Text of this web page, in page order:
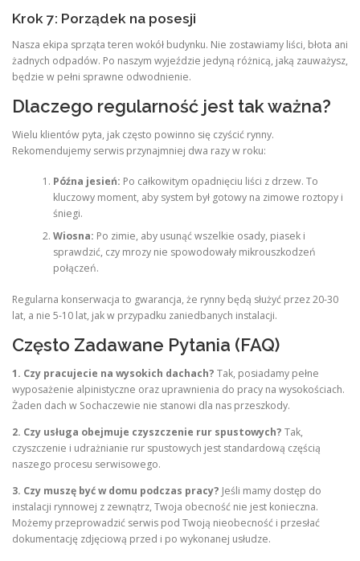
Krok 7: Porządek na posesji
Nasza ekipa sprząta teren wokół budynku. Nie zostawiamy liści, błota ani
żadnych odpadów. Po naszym wyjeździe jedyną różnicą, jaką zauważysz,
będzie w pełni sprawne odwodnienie.
Dlaczego regularność jest tak ważna?
Wielu klientów pyta, jak często powinno się czyścić rynny.
Rekomendujemy serwis przynajmniej dwa razy w roku:
Późna jesień: Po całkowitym opadnięciu liści z drzew. To
kluczowy moment, aby system był gotowy na zimowe roztopy i
śniegi.
Wiosna: Po zimie, aby usunąć wszelkie osady, piasek i
sprawdzić, czy mrozy nie spowodowały mikrouszkodzeń
połączeń.
Regularna konserwacja to gwarancja, że rynny będą służyć przez 20-30
lat, a nie 5-10 lat, jak w przypadku zaniedbanych instalacji.
Często Zadawane Pytania (FAQ)
1. Czy pracujecie na wysokich dachach? Tak, posiadamy pełne
wyposażenie alpinistyczne oraz uprawnienia do pracy na wysokościach.
Żaden dach w Sochaczewie nie stanowi dla nas przeszkody.
2. Czy usługa obejmuje czyszczenie rur spustowych? Tak,
czyszczenie i udrażnianie rur spustowych jest standardową częścią
naszego procesu serwisowego.
3. Czy muszę być w domu podczas pracy? Jeśli mamy dostęp do
instalacji rynnowej z zewnątrz, Twoja obecność nie jest konieczna.
Możemy przeprowadzić serwis pod Twoją nieobecność i przesłać
dokumentację zdjęciową przed i po wykonanej usłudze.